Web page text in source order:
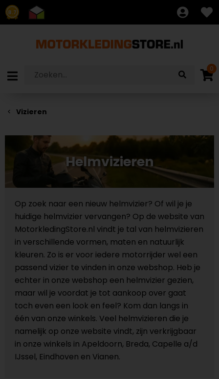
8.7
0
Vizieren
Helmvizieren
Op zoek naar een nieuw helmvizier? Of wil je je
huidige helmvizier vervangen? Op de website van
MotorkledingStore.nl vindt je tal van helmvizieren
in verschillende vormen, maten en natuurlijk
kleuren. Zo is er voor iedere motorrijder wel een
passend vizier te vinden in onze webshop. Heb je
echter in onze webshop een helmvizier gezien,
maar wil je voordat je tot aankoop over gaat
toch even een look en feel? Kom dan langs in
één van onze winkels. Veel helmvizieren die je
namelijk op onze website vindt, zijn verkrijgbaar
in onze winkels in Apeldoorn, Breda, Capelle a/d
IJssel, Eindhoven en Vianen.